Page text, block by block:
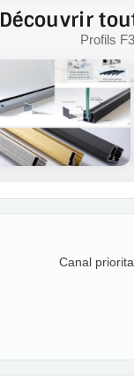
Découvrir
Profils
Canal